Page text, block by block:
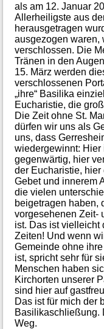
als am 12. Januar
Allerheiligste aus
herausgetragen
ausgezogen waren,
verschlossen. Die
Tränen in den
15. März werden
verschlossenen
„ihre“ Basilika
Eucharistie, die
Die Zeit ohne St.
dürfen wir uns als
uns, dass
wiedergewinnt: Hier
gegenwärtig, hier
der Eucharistie,
Gebet und innerem
die vielen
beigetragen haben,
vorgesehenen Zeit-
ist. Das ist vielleicht
Zeiten! Und wenn
Gemeinde ohne
ist, spricht sehr für
Menschen haben
Kirchorten unserer
sind hier auf
Das ist für mich der
Basilikaschließung.
Weg.